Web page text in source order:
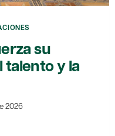
su
talento y la
2026